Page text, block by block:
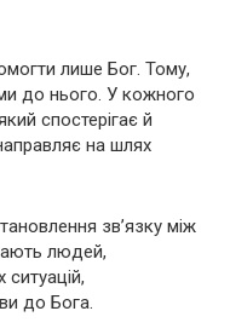
лише Бог. Тому,
до нього. У кожного
спостерігає й
на шлях
зв’язку між
людей,
до Бога.